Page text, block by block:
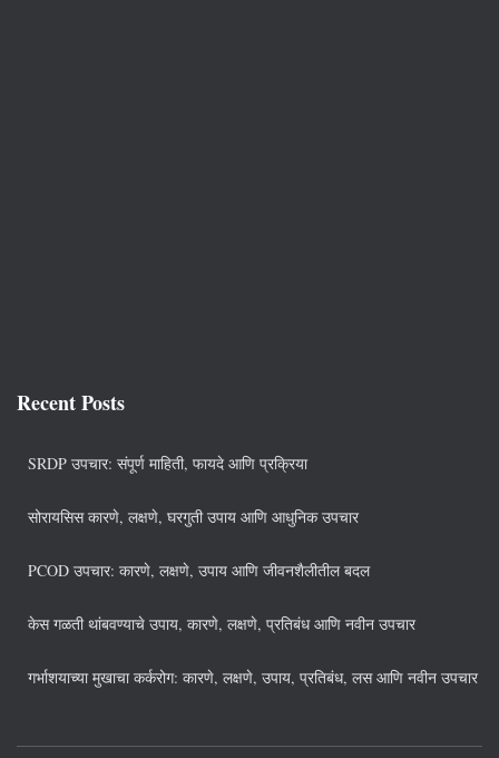
Recent Posts
SRDP उपचार: संपूर्ण माहिती, फायदे आणि प्रक्रिया
सोरायसिस कारणे, लक्षणे, घरगुती उपाय आणि आधुनिक उपचार
PCOD उपचार: कारणे, लक्षणे, उपाय आणि जीवनशैलीतील बदल
केस गळती थांबवण्याचे उपाय, कारणे, लक्षणे, प्रतिबंध आणि नवीन उपचार
गर्भाशयाच्या मुखाचा कर्करोग: कारणे, लक्षणे, उपाय, प्रतिबंध, लस आणि नवीन उपचार